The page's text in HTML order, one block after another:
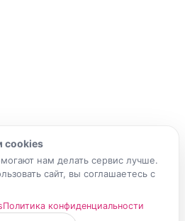
cookies
нам делать сервис лучше.
сайт, вы соглашаетесь с
Политика конфиденциальности